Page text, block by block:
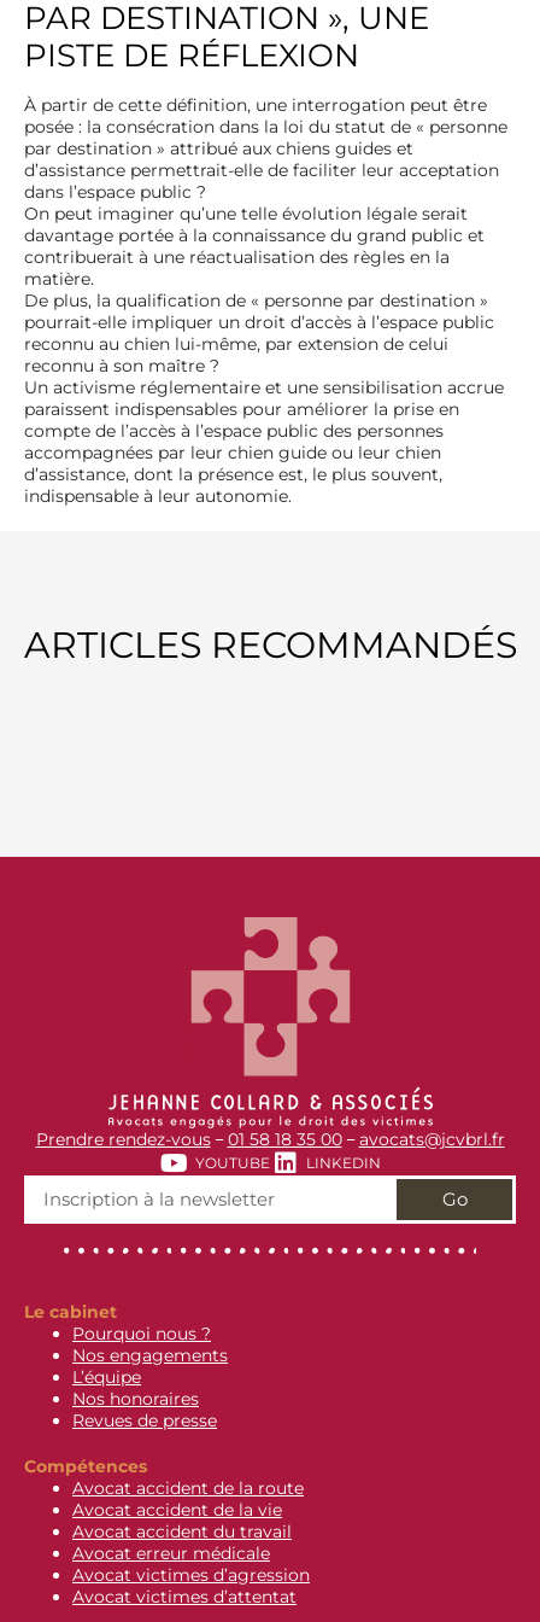
PAR DESTINATION », UNE
PISTE DE RÉFLEXION
À partir de cette définition, une interrogation peut être
posée : la consécration dans la loi du statut de « personne
par destination » attribué aux chiens guides et
d’assistance permettrait-elle de faciliter leur acceptation
dans l’espace public ?
On peut imaginer qu’une telle évolution légale serait
davantage portée à la connaissance du grand public et
contribuerait à une réactualisation des règles en la
matière.
De plus, la qualification de « personne par destination »
pourrait-elle impliquer un droit d’accès à l’espace public
reconnu au chien lui-même, par extension de celui
reconnu à son maître ?
Un activisme réglementaire et une sensibilisation accrue
paraissent indispensables pour améliorer la prise en
compte de l’accès à l’espace public des personnes
accompagnées par leur chien guide ou leur chien
d’assistance, dont la présence est, le plus souvent,
indispensable à leur autonomie.
ARTICLES RECOMMANDÉS
Prendre rendez-vous–01 58 18 35 00–avocats@jcvbrl.fr
YOUTUBE LINKEDIN
Go
Le cabinet
Pourquoi nous ?
Nos engagements
L’équipe
Nos honoraires
Revues de presse
Compétences
Avocat accident de la route
Avocat accident de la vie
Avocat accident du travail
Avocat erreur médicale
Avocat victimes d’agression
Avocat victimes d’attentat